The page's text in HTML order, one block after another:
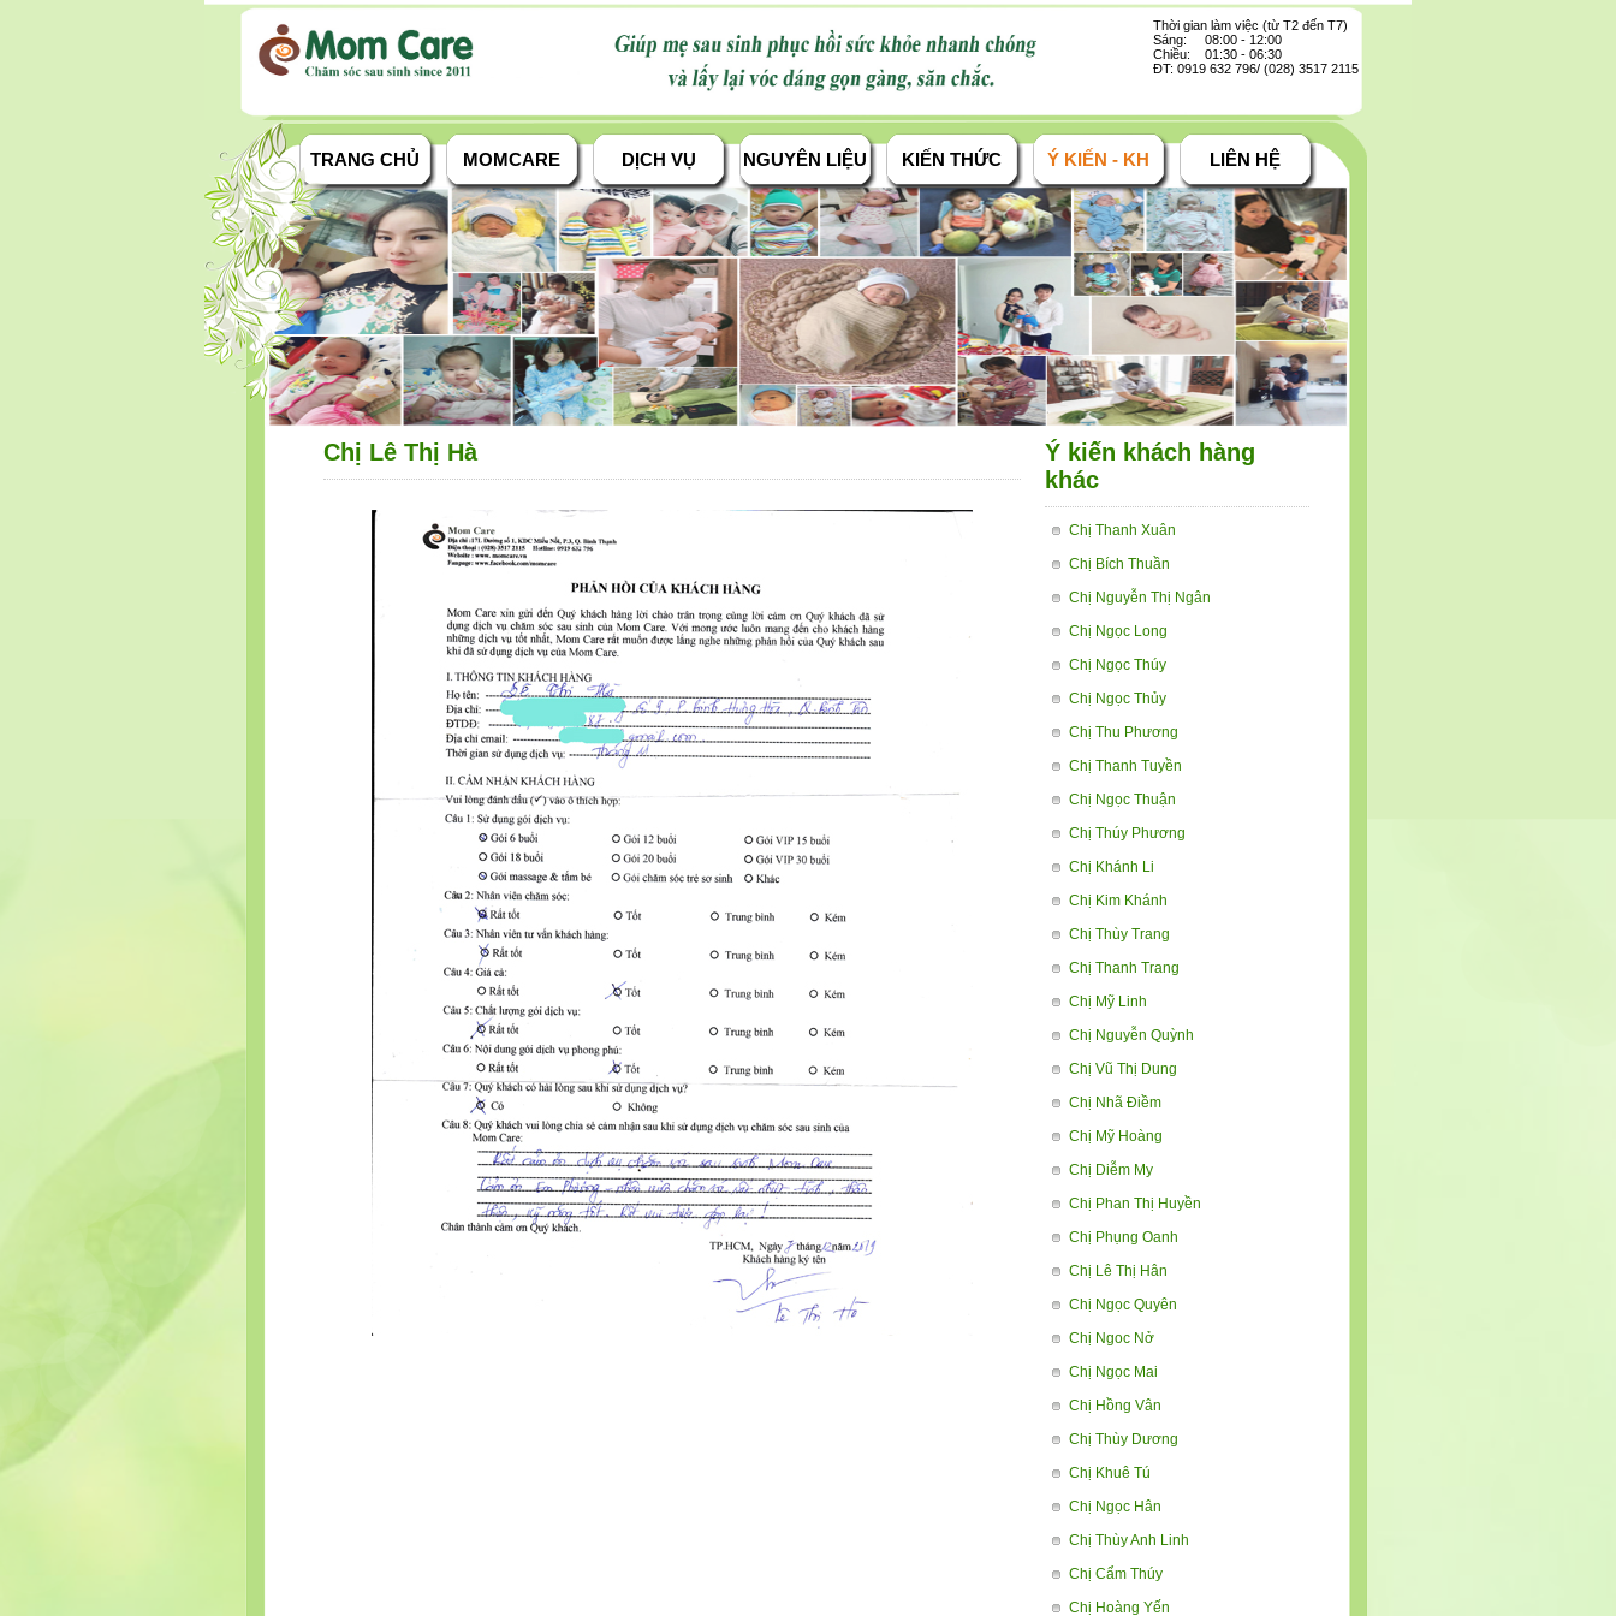
Thời gian làm việc (từ T2 đến T7)
Sáng: 08:00 - 12:00
Chiều: 01:30 - 06:30
ĐT: 0919 632 796/ (028) 3517 2115
TRANG CHỦ MOMCARE DỊCH VỤ NGUYÊN LIỆU KIẾN THỨC Ý KIẾN - KH LIÊN HỆ
Ý kiến khách hàng
khác
Chị Thanh Xuân
Chị Bích Thuần
Chị Nguyễn Thị Ngân
Chị Ngọc Long
Chị Ngọc Thúy
Chị Ngọc Thủy
Chị Thu Phương
Chị Thanh Tuyền
Chị Ngọc Thuận
Chị Thúy Phương
Chị Khánh Li
Chị Kim Khánh
Chị Thùy Trang
Chị Thanh Trang
Chị Mỹ Linh
Chị Nguyễn Quỳnh
Chị Vũ Thị Dung
Chị Nhã Điềm
Chị Mỹ Hoàng
Chị Diễm My
Chị Phan Thị Huyền
Chị Phụng Oanh
Chị Lê Thị Hân
Chị Ngọc Quyên
Chị Ngoc Nở
Chị Ngọc Mai
Chị Hồng Vân
Chị Thùy Dương
Chị Khuê Tú
Chị Ngọc Hân
Chị Thùy Anh Linh
Chị Cẩm Thúy
Chị Hoàng Yến
Chị Lê Thị Hà